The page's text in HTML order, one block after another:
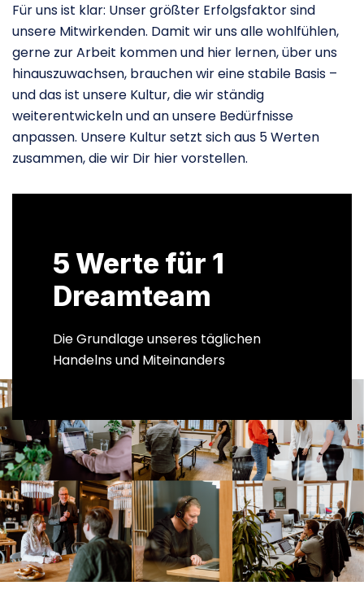
Für uns ist klar: Unser größter Erfolgsfaktor sind
unsere Mitwirkenden. Damit wir uns alle wohlfühlen,
gerne zur Arbeit kommen und hier lernen, über uns
hinauszuwachsen, brauchen wir eine stabile Basis –
und das ist unsere Kultur, die wir ständig
weiterentwickeln und an unsere Bedürfnisse
anpassen. Unsere Kultur setzt sich aus 5 Werten
zusammen, die wir Dir hier vorstellen.
5 Werte für 1
Dreamteam
Die Grundlage unseres täglichen
Handelns und Miteinanders